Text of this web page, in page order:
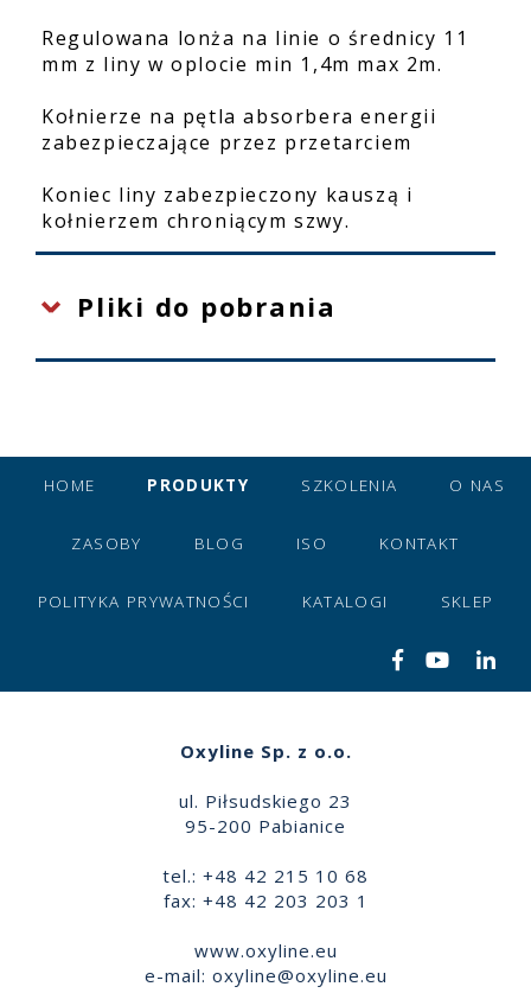
Regulowana lonża na linie o średnicy 11
mm z liny w oplocie min 1,4m max 2m.
Kołnierze na pętla absorbera energii
zabezpieczające przez przetarciem
Koniec liny zabezpieczony kauszą i
kołnierzem chroniącym szwy.
Pliki do pobrania
HOME PRODUKTY SZKOLENIA O NAS
ZASOBY BLOG ISO KONTAKT
POLITYKA PRYWATNOŚCI KATALOGI SKLEP
Oxyline Sp. z o.o.
ul. Piłsudskiego 23
95-200 Pabianice
tel.: +48 42 215 10 68
fax: +48 42 203 203 1
www.oxyline.eu
e-mail: oxyline@oxyline.eu